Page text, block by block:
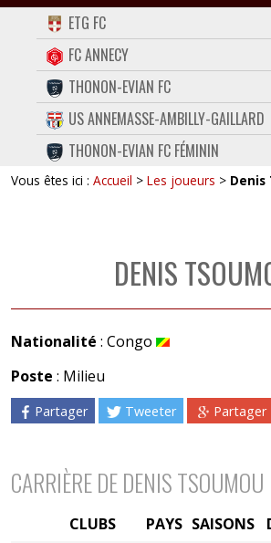
ACCUEIL
FORUM
CONTACT
FACEBOOK
TWITTER
ETG FC
FC ANNECY
THONON-EVIAN FC
US ANNEMASSE-AMBILLY-GAILLARD
THONON-EVIAN FC FÉMININ
Vous êtes ici : Accueil > Les joueurs > Denis
DENIS
Nationalité : Congo
Poste : Milieu
Partager Tweeter Partager
CARRIÈRE DE DENIS TSOUMOU
PAYS SAISONS
CLUBS